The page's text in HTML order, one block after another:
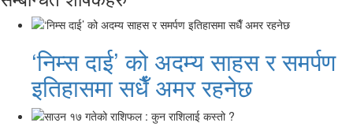
‘निम्स दाई’ को अदम्य साहस र समर्पण
इतिहासमा सधैँ अमर रहनेछ